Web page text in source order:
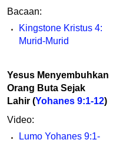
Bacaan:
Kingstone Kristus 4:
Murid-Murid
Yesus Menyembuhkan
Orang Buta Sejak
Lahir (Yohanes 9:1-12)
Video:
Lumo Yohanes 9:1-